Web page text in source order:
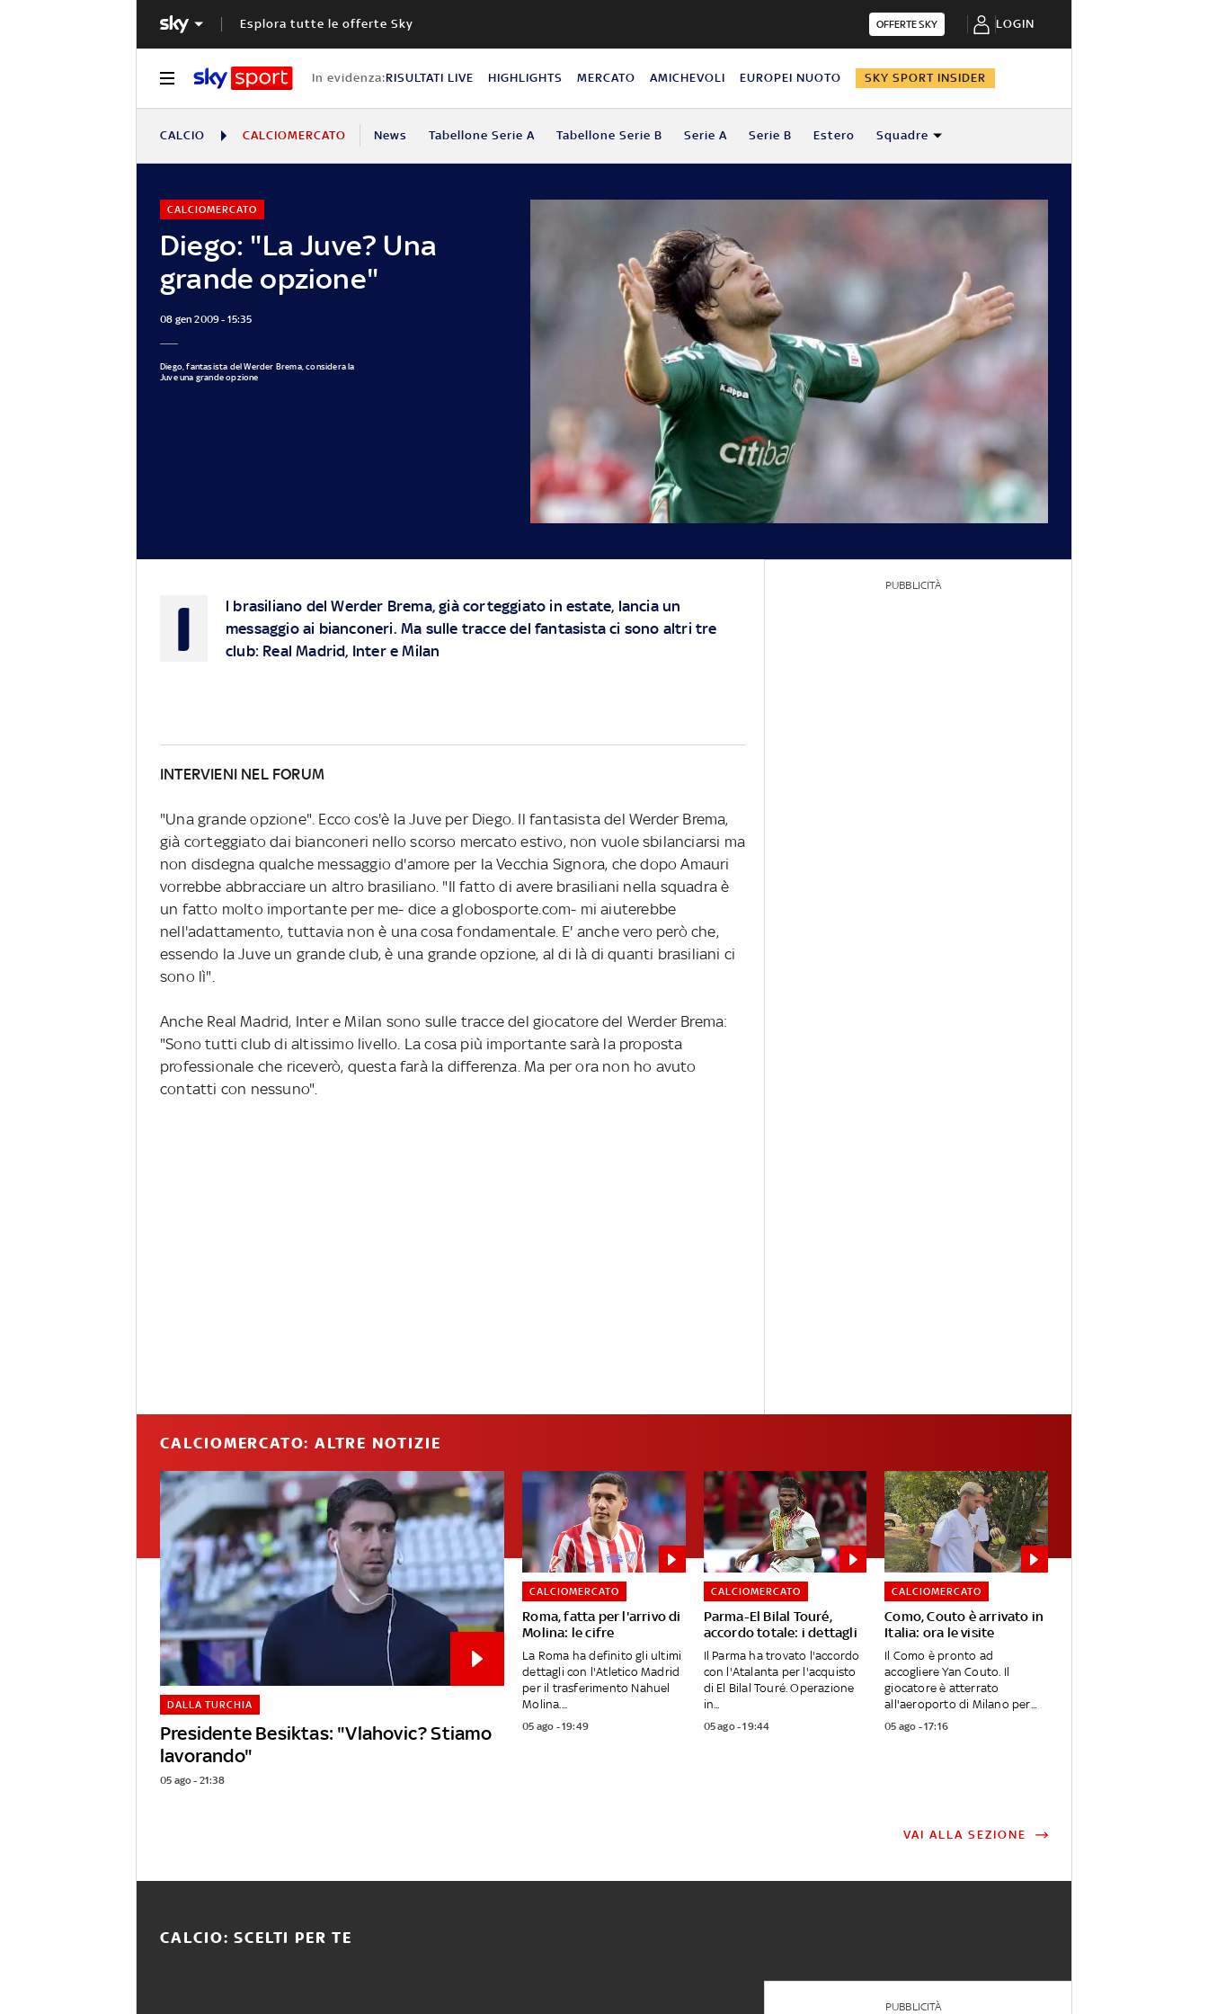
Esplora tutte le offerte Sky OFFERTE SKY LOGIN
In evidenza:RISULTATI LIVE HIGHLIGHTS MERCATO AMICHEVOLI EUROPEI NUOTO SKY SPORT INSIDER
CALCIO CALCIOMERCATO News Tabellone Serie A Tabellone Serie B Serie A Serie B Estero Squadre
Diego: "La Juve? Una
grande opzione"
CALCIOMERCATO
08 gen 2009 - 15:35
Diego, fantasista del Werder Brema, considera la
Juve una grande opzione
I
l brasiliano del Werder Brema, già corteggiato in estate, lancia un
messaggio ai bianconeri. Ma sulle tracce del fantasista ci sono altri tre
club: Real Madrid, Inter e Milan
INTERVIENI NEL FORUM
"Una grande opzione". Ecco cos'è la Juve per Diego. Il fantasista del Werder Brema,
già corteggiato dai bianconeri nello scorso mercato estivo, non vuole sbilanciarsi ma
non disdegna qualche messaggio d'amore per la Vecchia Signora, che dopo Amauri
vorrebbe abbracciare un altro brasiliano. "Il fatto di avere brasiliani nella squadra è
un fatto molto importante per me- dice a globosporte.com- mi aiuterebbe
nell'adattamento, tuttavia non è una cosa fondamentale. E' anche vero però che,
essendo la Juve un grande club, è una grande opzione, al di là di quanti brasiliani ci
sono lì".
Anche Real Madrid, Inter e Milan sono sulle tracce del giocatore del Werder Brema:
"Sono tutti club di altissimo livello. La cosa più importante sarà la proposta
professionale che riceverò, questa farà la differenza. Ma per ora non ho avuto
contatti con nessuno".
PUBBLICITÀ
CALCIOMERCATO: ALTRE NOTIZIE
Presidente Besiktas: "Vlahovic? Stiamo
lavorando"
DALLA TURCHIA
05 ago - 21:38
Roma, fatta per l'arrivo di
Molina: le cifre
CALCIOMERCATO
La Roma ha definito gli ultimi
dettagli con l'Atletico Madrid
per il trasferimento Nahuel
Molina....
05 ago - 19:49
Parma-El Bilal Touré,
accordo totale: i dettagli
CALCIOMERCATO
Il Parma ha trovato l'accordo
con l'Atalanta per l'acquisto
di El Bilal Touré. Operazione
in...
05 ago - 19:44
Como, Couto è arrivato in
Italia: ora le visite
CALCIOMERCATO
Il Como è pronto ad
accogliere Yan Couto. Il
giocatore è atterrato
all'aeroporto di Milano per...
05 ago - 17:16
VAI ALLA SEZIONE
CALCIO: SCELTI PER TE
PUBBLICITÀ